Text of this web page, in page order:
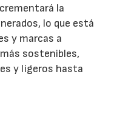
la
lo que está
y marcas a
sostenibles,
y ligeros hasta